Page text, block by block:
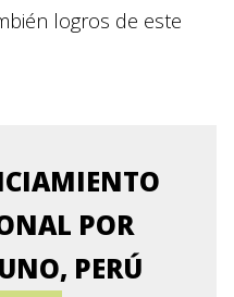
logros de este
POR
PERÚ